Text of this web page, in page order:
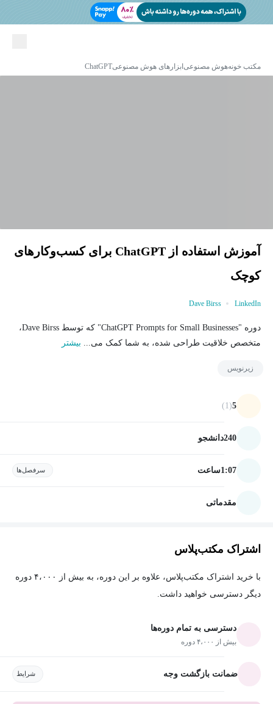
مکتب خونههوش مصنوعی ابزارهای هوش مصنوعیChatGPT
آموزش استفاده از ChatGPT برای کسب‌وکارهای
کوچک
LinkedIn
Dave Birss
دوره "ChatGPT Prompts for Small Businesses" که توسط Dave Birss،
متخصص خلاقیت طراحی شده، به شما کمک می... بیشتر
زیرنویس
5
(1)
240دانشجو
1:07ساعت سرفصل‌ها
مقدماتی
اشتراک مکتب‌پلاس
با خرید اشتراک مکتب‌پلاس، علاوه بر این دوره، به بیش از ۴،۰۰۰ دوره
دیگر دسترسی خواهید داشت.
دسترسی به تمام دوره‌ها
بیش از ۴،۰۰۰ دوره
ضمانت بازگشت وجه شرایط